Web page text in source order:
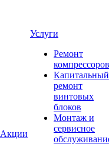
Акции
Услуги
Ремонт
компрессоров
Капитальный
ремонт
винтовых
блоков
Монтаж и
сервисное